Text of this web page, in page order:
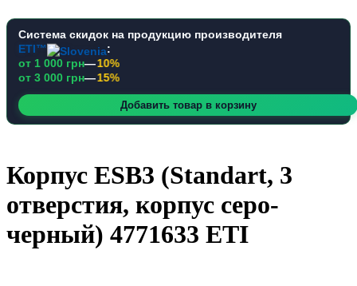
Система скидок на продукцию производителя
ETI™
:
от 1 000 грн—10%
от 3 000 грн—15%
Добавить товар в корзину
Корпус ESB3 (Standart, 3
отверстия, корпус серо-
черный) 4771633 ETI